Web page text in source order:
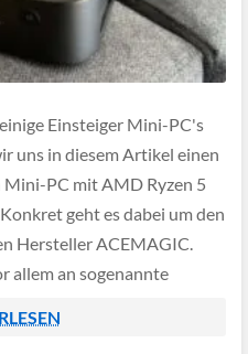
Einsteiger Mini-PC's
uns in diesem Artikel einen
PC mit AMD Ryzen 5
geht es dabei um den
Hersteller ACEMAGIC.
allem an sogenannte